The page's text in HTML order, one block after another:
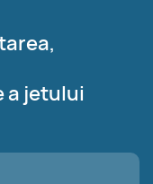
a jetului